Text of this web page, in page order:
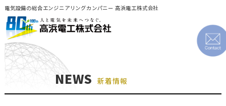
電気設備の総合エンジニアリングカンパニー 高浜電工株式会社
NEWS 新着情報